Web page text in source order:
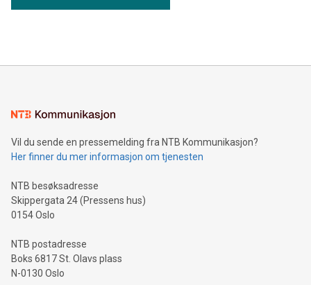
Vil du sende en pressemelding fra NTB Kommunikasjon?
Her finner du mer informasjon om tjenesten
NTB besøksadresse
Skippergata 24 (Pressens hus)
0154 Oslo
NTB postadresse
Boks 6817 St. Olavs plass
N-0130 Oslo